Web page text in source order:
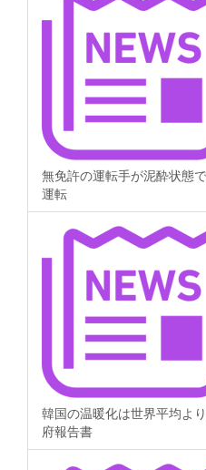
無免許の運転手が泥酔状態
運転
韓国の温暖化は世界平均よ
府報告書